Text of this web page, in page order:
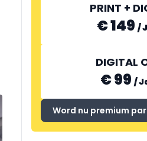
PRINT +
€ 149 /
DIGITAL
€ 99 /
Word nu premium